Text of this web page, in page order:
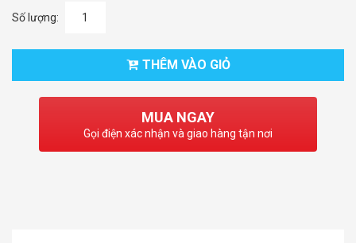
Số lượng:
THÊM VÀO GIỎ
MUA NGAY
Gọi điện xác nhận và giao hàng tận nơi